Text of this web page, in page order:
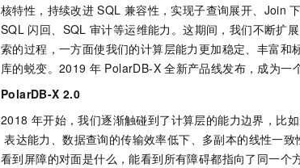
核特性，持续改进 SQL 兼容性，实现子查询展开、Join
SQL 闪回、SQL 审计等运维能力。这期间，我们不断扩
索的过程，一方面使我们的计算层能力更加稳定、丰富和
库的蜕变。2019 年 PolarDB-X 全新产品线发布，成为一
PolarDB-X 2.0
2018 年开始，我们逐渐触碰到了计算层的能力边界，比
表达能力、数据查询的传输效率低下、多副本的线性一
看到屏障的对面是什么，能看到所有障碍都指向了同一个